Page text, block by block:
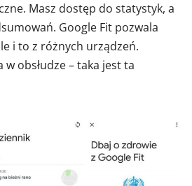
Masz dostęp do statystyk, a
Google Fit pozwala
i to z różnych urządzeń.
w obsłudze – taka jest ta